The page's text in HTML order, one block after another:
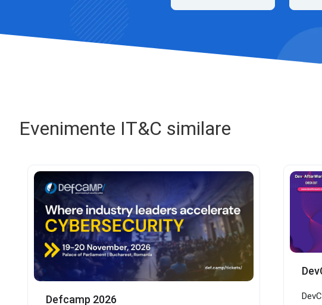
Evenimente IT&C similare
Defcamp 2026